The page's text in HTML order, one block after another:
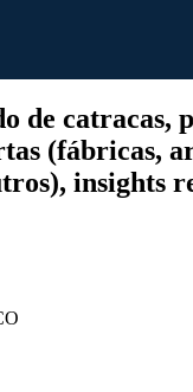
de
(fábricas,
insights